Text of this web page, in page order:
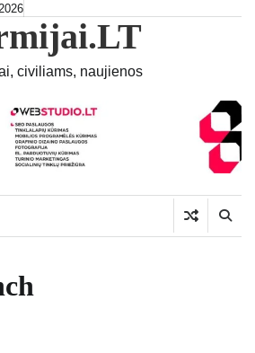
civiliams, naujienos